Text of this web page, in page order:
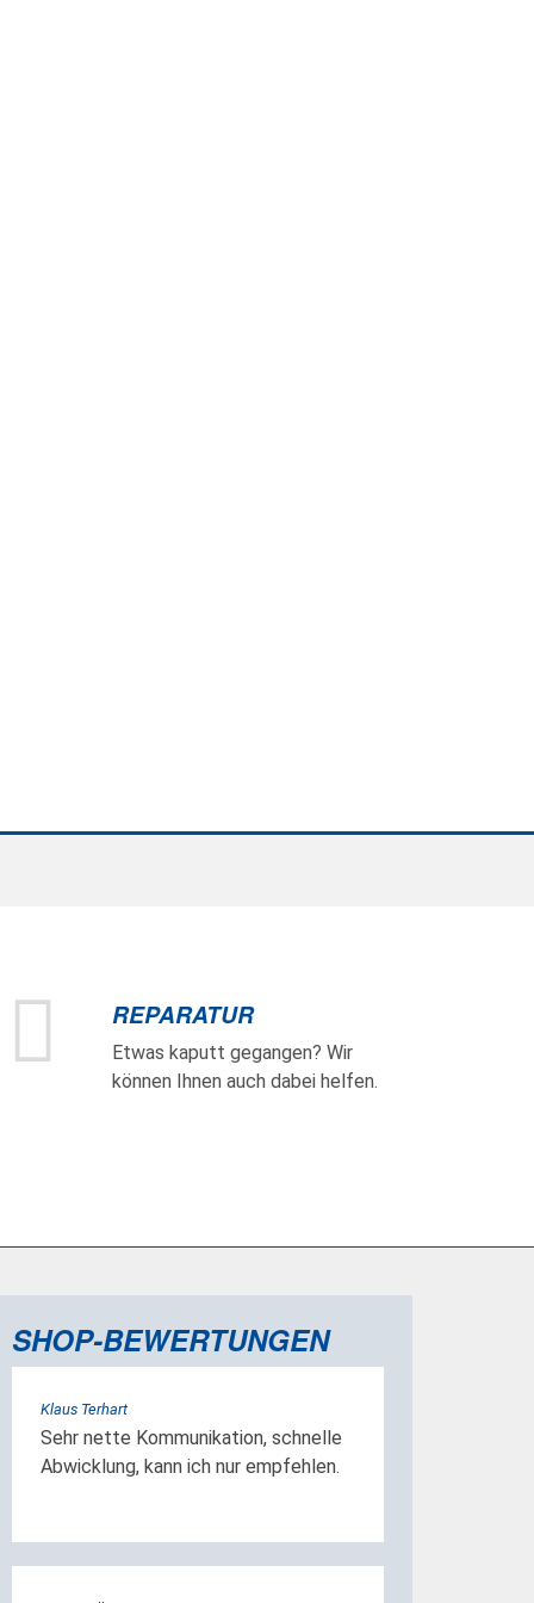
REPARATUR
Etwas kaputt gegangen? Wir
können Ihnen auch dabei helfen.
SHOP-BEWERTUNGEN
Klaus Terhart
Sehr nette Kommunikation, schnelle
Abwicklung, kann ich nur empfehlen.